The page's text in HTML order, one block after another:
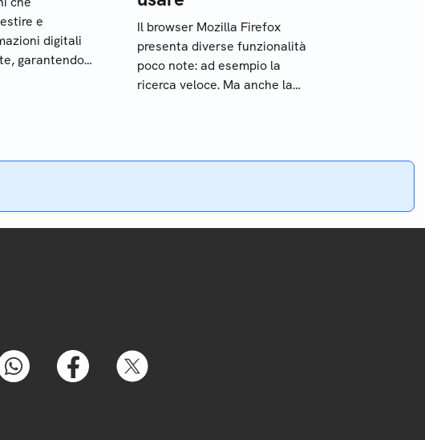
e
digitali
garantendo
Il browser Mozilla Firefox
presenta diverse funzionalità
poco note: ad esempio la
ricerca veloce. Ma anche la